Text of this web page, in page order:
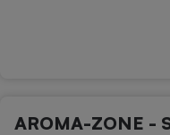
AROMA-ZONE -